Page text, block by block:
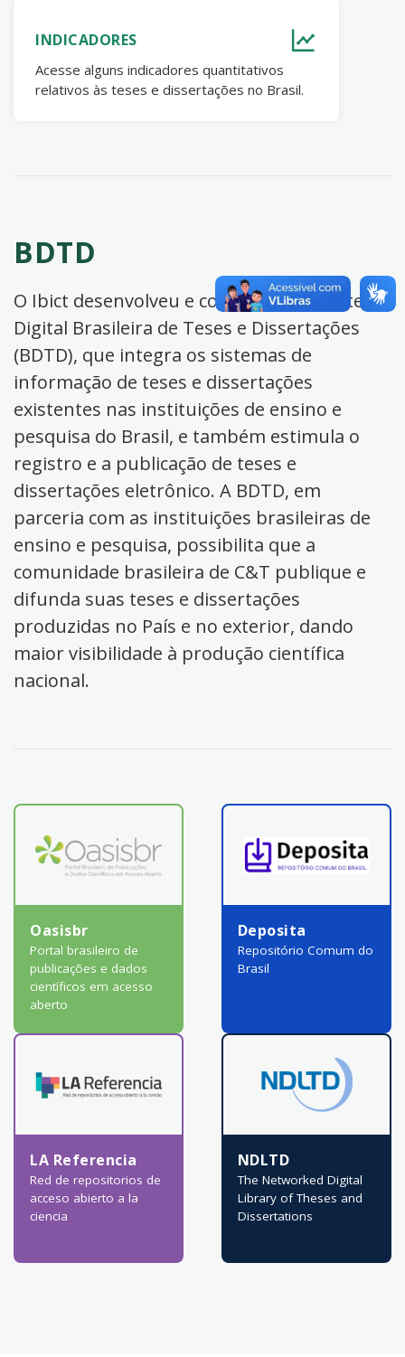
INDICADORES
Acesse alguns indicadores quantitativos
relativos às teses e dissertações no Brasil.
BDTD
O Ibict desenvolveu e coordena a Biblioteca
Digital Brasileira de Teses e Dissertações
(BDTD), que integra os sistemas de
informação de teses e dissertações
existentes nas instituições de ensino e
pesquisa do Brasil, e também estimula o
registro e a publicação de teses e
dissertações eletrônico. A BDTD, em
parceria com as instituições brasileiras de
ensino e pesquisa, possibilita que a
comunidade brasileira de C&T publique e
difunda suas teses e dissertações
produzidas no País e no exterior, dando
maior visibilidade à produção científica
nacional.
Oasisbr
Portal brasileiro de
publicações e dados
científicos em acesso
aberto
Deposita
Repositório Comum do
Brasil
LA Referencia
Red de repositorios de
acceso abierto a la
ciencia
NDLTD
The Networked Digital
Library of Theses and
Dissertations